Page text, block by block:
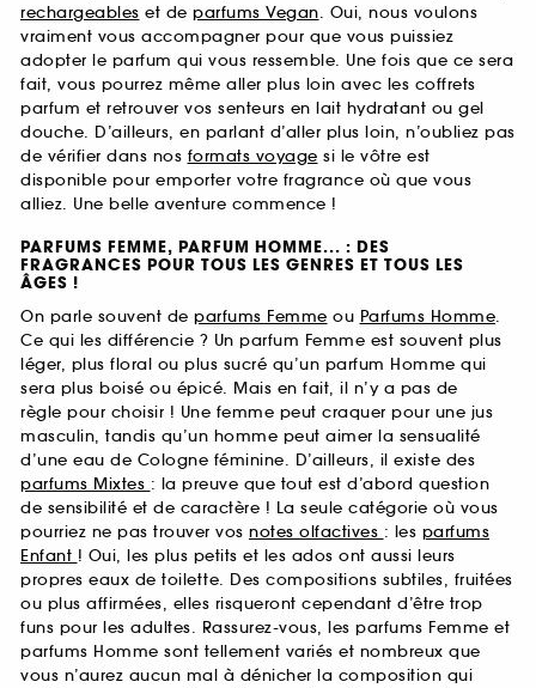
rechargeables et de parfums Vegan. Oui, nous voulons
vraiment vous accompagner pour que vous puissiez
adopter le parfum qui vous ressemble. Une fois que ce sera
fait, vous pourrez même aller plus loin avec les coffrets
parfum et retrouver vos senteurs en lait hydratant ou gel
douche. D’ailleurs, en parlant d’aller plus loin, n’oubliez pas
de vérifier dans nos formats voyage si le vôtre est
disponible pour emporter votre fragrance où que vous
alliez. Une belle aventure commence !
PARFUMS FEMME, PARFUM HOMME... : DES
FRAGRANCES POUR TOUS LES GENRES ET TOUS LES
ÂGES !
On parle souvent de parfums Femme ou Parfums Homme.
Ce qui les différencie ? Un parfum Femme est souvent plus
léger, plus floral ou plus sucré qu’un parfum Homme qui
sera plus boisé ou épicé. Mais en fait, il n’y a pas de
règle pour choisir ! Une femme peut craquer pour une jus
masculin, tandis qu’un homme peut aimer la sensualité
d’une eau de Cologne féminine. D’ailleurs, il existe des
parfums Mixtes : la preuve que tout est d’abord question
de sensibilité et de caractère ! La seule catégorie où vous
pourriez ne pas trouver vos notes olfactives : les parfums
Enfant ! Oui, les plus petits et les ados ont aussi leurs
propres eaux de toilette. Des compositions subtiles, fruitées
ou plus affirmées, elles risqueront cependant d’être trop
funs pour les adultes. Rassurez-vous, les parfums Femme et
parfums Homme sont tellement variés et nombreux que
vous n’aurez aucun mal à dénicher la composition qui